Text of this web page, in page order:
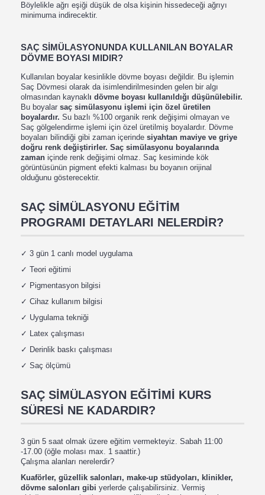
Böylelikle ağrı eşiği düşük de olsa kişinin hissedeceği ağrıyı
minimuma indirecektir.
SAÇ SİMÜLASYONUNDA KULLANILAN BOYALAR
DÖVME BOYASI MIDIR?
Kullanılan boyalar kesinlikle dövme boyası değildir. Bu işlemin
Saç Dövmesi olarak da isimlendirilmesinden gelen bir algı
olmasından kaynakl ı dövme boyası kullanıldığı düşünülebilir.
Bu boyalar saç simülasyonu işlemi için özel üretilen
boyalardır. Su bazlı %100 organik renk değişimi olmayan ve
Saç gölgelendirme işlemi için özel üretilmiş boyalardır. Dövme
boyaları bilindiği gibi zaman içerinde siyahtan maviye ve griye
doğru renk değiştirirler. Saç simülasyonu boyalarında
zaman içinde renk değişimi olmaz. Saç kesiminde kök
görüntüsünün pigment efekti kalması bu boyanın orijinal
olduğunu gösterecektir.
SAÇ SİMÜLASYONU EĞİTİM
PROGRAMI DETAYLARI NELERDİR?
✓ 3 gün 1 canlı model uygulama
✓ Teori eğitimi
✓ Pigmentasyon bilgisi
✓ Cihaz kullanım bilgisi
✓ Uygulama tekniği
✓ Latex çalışması
✓ Derinlik baskı çalışması
✓ Saç ölçümü
SAÇ SİMÜLASYON EĞİTİMİ KURS
SÜRESİ NE KADARDIR?
3 gün 5 saat olmak üzere eğitim vermekteyiz. Sabah 11:00
-17.00 (öğle molası max. 1 saattir.)
Çalışma alanları nerelerdir?
Kuaförler, güzellik salonları, make-up stüdyoları, klinikler,
dövme salonları gibi yerlerde çalışabilirsiniz. Vermiş